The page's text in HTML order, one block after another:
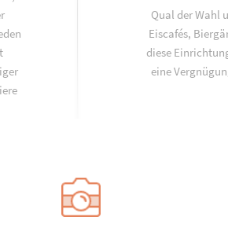
Qual der Wahl
Eiscafés,
diese
eine